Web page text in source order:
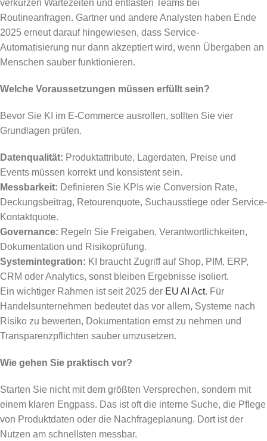
verkürzen Wartezeiten und entlasten Teams bei
Routineanfragen. Gartner und andere Analysten haben Ende
2025 erneut darauf hingewiesen, dass Service-
Automatisierung nur dann akzeptiert wird, wenn Übergaben an
Menschen sauber funktionieren.
Welche Voraussetzungen müssen erfüllt sein?
Bevor Sie KI im E-Commerce ausrollen, sollten Sie vier
Grundlagen prüfen.
Datenqualität: Produktattribute, Lagerdaten, Preise und
Events müssen korrekt und konsistent sein.
Messbarkeit: Definieren Sie KPIs wie Conversion Rate,
Deckungsbeitrag, Retourenquote, Suchausstiege oder Service-
Kontaktquote.
Governance: Regeln Sie Freigaben, Verantwortlichkeiten,
Dokumentation und Risikoprüfung.
Systemintegration: KI braucht Zugriff auf Shop, PIM, ERP,
CRM oder Analytics, sonst bleiben Ergebnisse isoliert.
Ein wichtiger Rahmen ist seit 2025 der EU AI Act. Für
Handelsunternehmen bedeutet das vor allem, Systeme nach
Risiko zu bewerten, Dokumentation ernst zu nehmen und
Transparenzpflichten sauber umzusetzen.
Wie gehen Sie praktisch vor?
Starten Sie nicht mit dem größten Versprechen, sondern mit
einem klaren Engpass. Das ist oft die interne Suche, die Pflege
von Produktdaten oder die Nachfrageplanung. Dort ist der
Nutzen am schnellsten messbar.